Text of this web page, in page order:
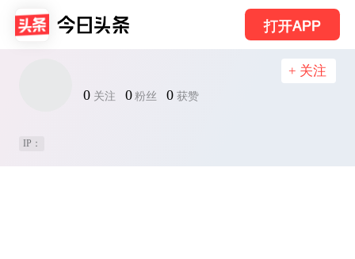
打开APP
0 关注 0 粉丝 0 获赞
+ 关注
IP：